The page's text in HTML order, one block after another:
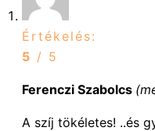
Értékelés:
5 / 5
Ferenczi Szabolcs
A szíj tökéletes! ..és